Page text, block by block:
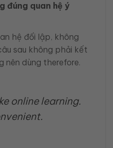
đúng quan hệ ý
hệ đối lập, không
sau không phải kết
nên dùng therefore.
online learning.